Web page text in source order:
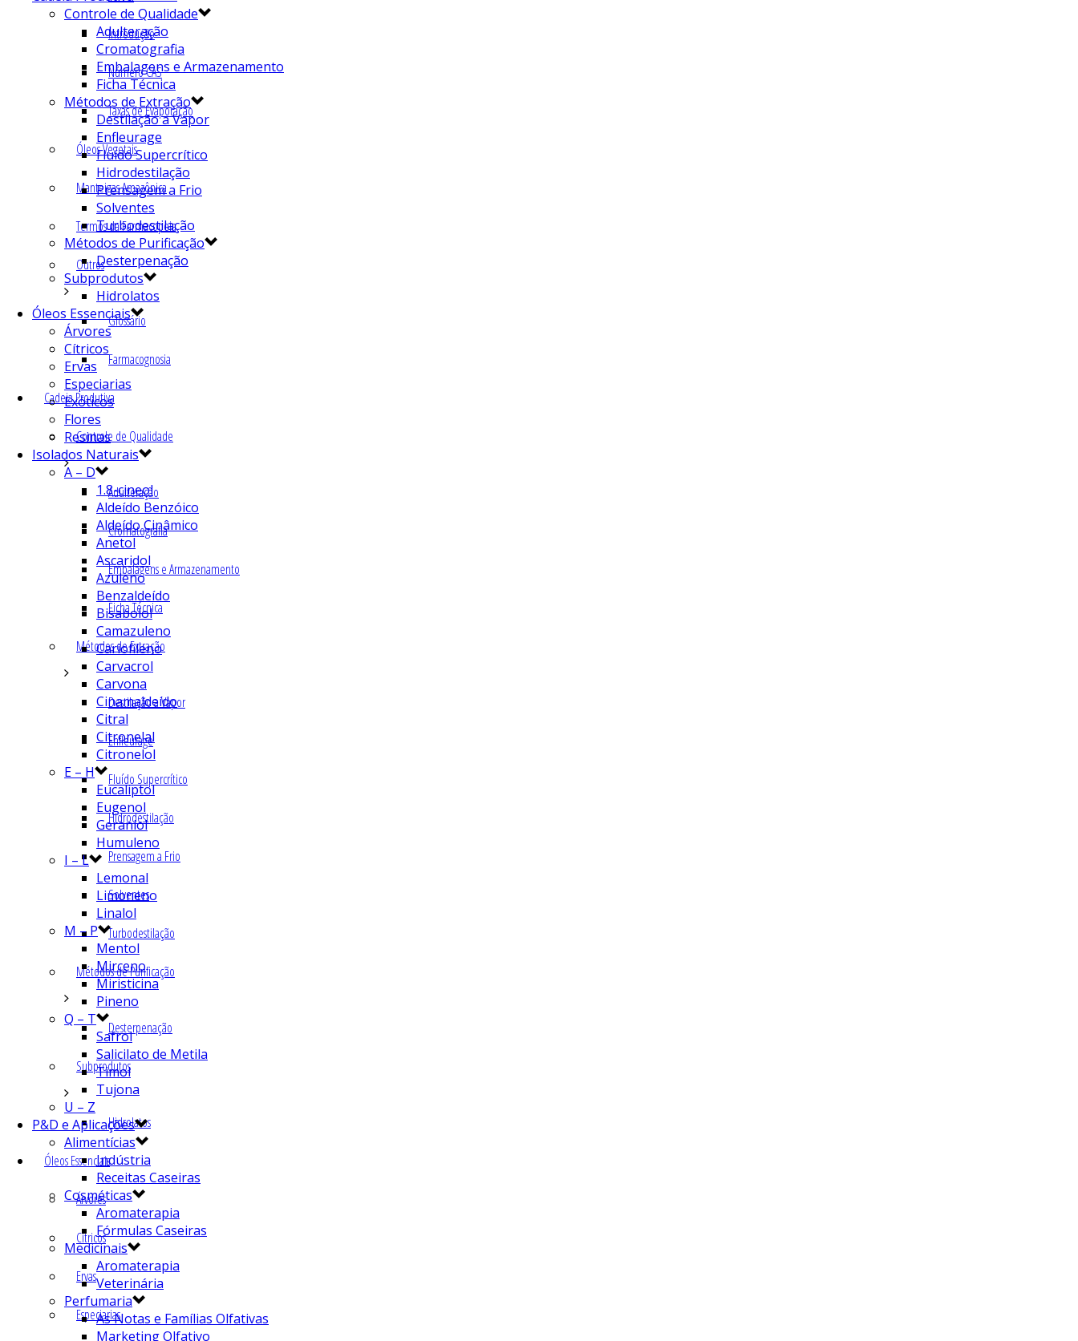
Introdução
Número CAS
Taxas de Evaporação
Óleos Vegetais
Manteigas Amazônica
Termos da Farmacopeia
Outros
Glossário
Farmacognosia
Cadeia Produtiva
Controle de Qualidade
Adulteração
Cromatografia
Embalagens e Armazenamento
Ficha Técnica
Métodos de Extração
Destilação a Vapor
Enfleurage
Fluído Supercrítico
Hidrodestilação
Prensagem a Frio
Solventes
Turbodestilação
Métodos de Purificação
Desterpenação
Subprodutos
Hidrolatos
Óleos Essenciais
Árvores
Cítricos
Ervas
Especiarias
Controle de Qualidade
Adulteração
Cromatografia
Embalagens e Armazenamento
Ficha Técnica
Métodos de Extração
Destilação a Vapor
Enfleurage
Fluído Supercrítico
Hidrodestilação
Prensagem a Frio
Solventes
Turbodestilação
Métodos de Purificação
Desterpenação
Subprodutos
Hidrolatos
Óleos Essenciais
Árvores
Cítricos
Ervas
Especiarias
Exóticos
Flores
Resinas
Isolados Naturais
A – D
1.8-cineol
Aldeído Benzóico
Aldeído Cinâmico
Anetol
Ascaridol
Azuleno
Benzaldeído
Bisabolol
Camazuleno
Cariofileno
Carvacrol
Carvona
Cinamaldeído
Citral
Citronelal
Citronelol
E – H
Eucaliptol
Eugenol
Geraniol
Humuleno
I – L
Lemonal
Limoneno
Linalol
M – P
Mentol
Mirceno
Miristicina
Pineno
Q – T
Safrol
Salicilato de Metila
Timol
Tujona
U – Z
P&D e Aplicações
Alimentícias
Indústria
Receitas Caseiras
Cosméticas
Aromaterapia
Fórmulas Caseiras
Medicinais
Aromaterapia
Veterinária
Perfumaria
As Notas e Famílias Olfativas
Marketing Olfativo